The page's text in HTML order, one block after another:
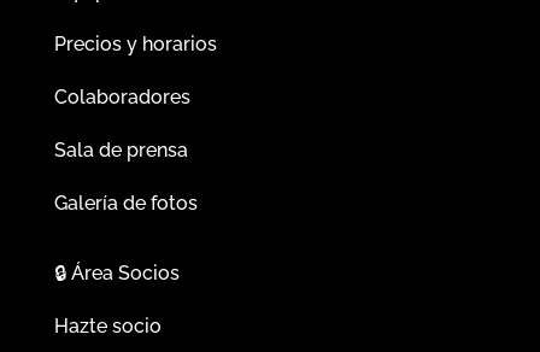
Precios y horarios
Colaboradores
Sala de prensa
Galería de fotos
🔒Área Socios
Hazte socio